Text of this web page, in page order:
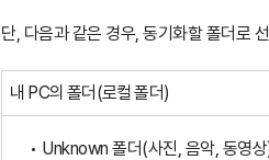
단, 다음과 같은 경우, 동기화할 폴더로
내 PC의 폴더(로컬 폴더)
Unknown 폴더(사진, 음악, 동영